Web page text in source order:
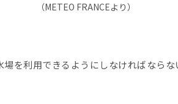
（METEO FRANCEより）
を利用できるようにしなければなら